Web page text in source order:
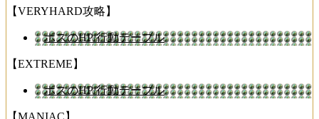
【VERYHARD攻略】
ボスのHP/行動テーブル
【EXTREME】
ボスのHP/行動テーブル